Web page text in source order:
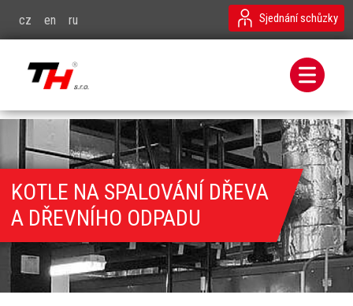
cz en ru Sjednání schůzky
KOTLE NA SPALOVÁNÍ DŘEVA
A DŘEVNÍHO ODPADU